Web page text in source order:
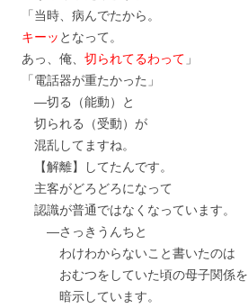
「当時、病んでたから。
キーッ となって。
あっ、俺、 切られてるわって 」
「電話器が重たかった」
―切る（能動）と
切られる（受動）が
混乱してますね。
【解離】してたんです。
主客がどろどろになって
認識が普通ではなくなっています。
―さっきうんちと
わけわからないこと書いたのは
おむつをしていた頃の母子関係を
暗示しています。